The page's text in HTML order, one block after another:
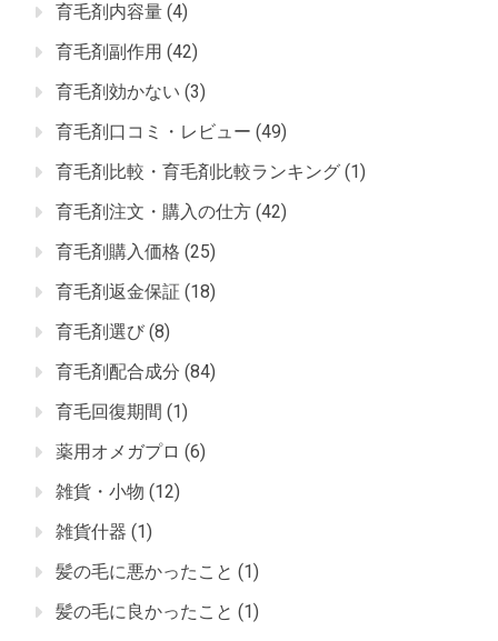
育毛剤内容量 (4)
育毛剤副作用 (42)
育毛剤効かない (3)
育毛剤口コミ・レビュー (49)
育毛剤比較・育毛剤比較ランキング (1)
育毛剤注文・購入の仕方 (42)
育毛剤購入価格 (25)
育毛剤返金保証 (18)
育毛剤選び (8)
育毛剤配合成分 (84)
育毛回復期間 (1)
薬用オメガプロ (6)
雑貨・小物 (12)
雑貨什器 (1)
髪の毛に悪かったこと (1)
髪の毛に良かったこと (1)